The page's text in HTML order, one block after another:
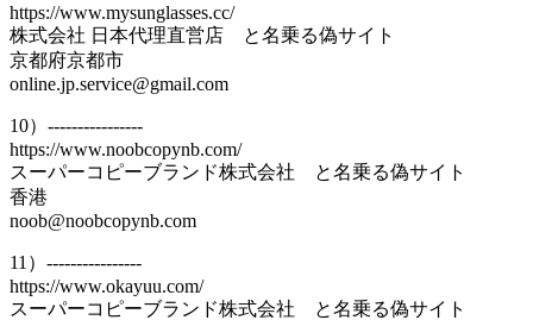
https://www.mysunglasses.cc/
株式会社 日本代理直営店 と名乗る偽サイト
京都府京都市
online.jp.service@gmail.com
10）----------------
https://www.noobcopynb.com/
スーパーコピーブランド株式会社 と名乗る偽サイト
香港
noob@noobcopynb.com
11）----------------
https://www.okayuu.com/
スーパーコピーブランド株式会社 と名乗る偽サイト